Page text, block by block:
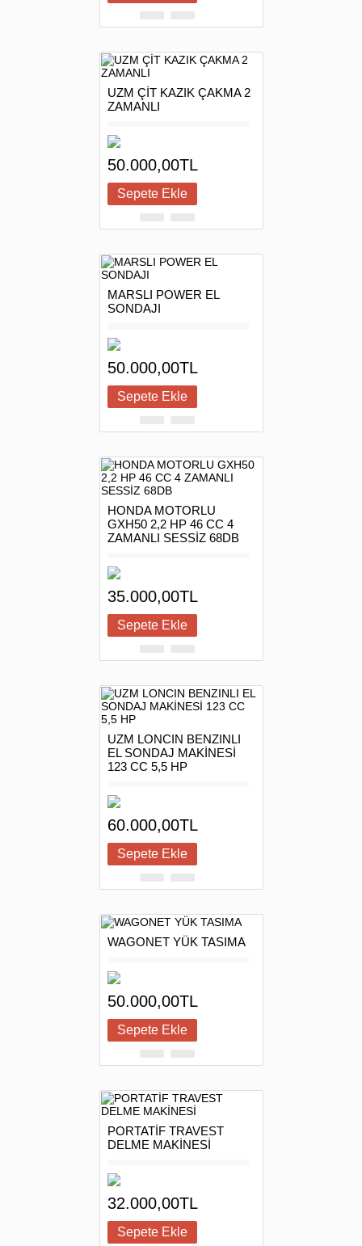
UZM ÇİT KAZIK ÇAKMA 2
ZAMANLI
50.000,00TL
MARSLI POWER EL
SONDAJI
50.000,00TL
HONDA MOTORLU
GXH50 2,2 HP 46 CC 4
ZAMANLI SESSİZ 68DB
35.000,00TL
UZM LONCIN BENZINLI
EL SONDAJ MAKİNESİ
123 CC 5,5 HP
60.000,00TL
WAGONET YÜK TASIMA
50.000,00TL
PORTATİF TRAVEST
DELME MAKİNESİ
32.000,00TL